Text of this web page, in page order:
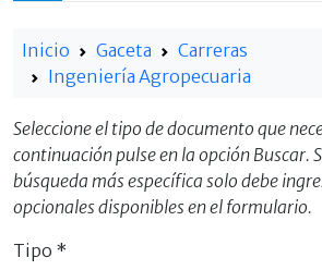
Inicio Gaceta
Carreras
Ingeniería Agropecuaria
Seleccione el tipo de documento que
continuación pulse en la opción Buscar.
búsqueda más específica solo debe
opcionales disponibles en el formulario.
Tipo *